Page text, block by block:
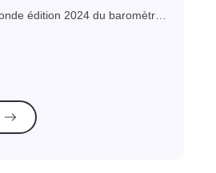
– édition 2024
édition 2024 du baromètre